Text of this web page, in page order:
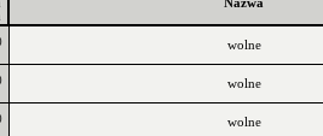
Nazwa
wolne
wolne
wolne